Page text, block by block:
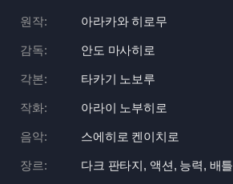
원작: 아라카와 히로무
감독: 안도 마사히로
각본: 타카기 노보루
작화: 아라이 노부히로
음악: 스에히로 켄이치로
장르: 다크 판타지, 액션, 능력, 배틀